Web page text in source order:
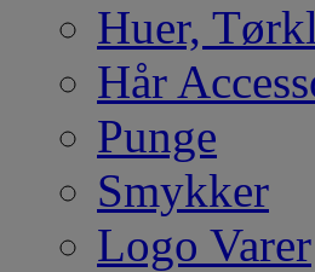
Huer,
Hår
Punge
Smykker
Logo Varer